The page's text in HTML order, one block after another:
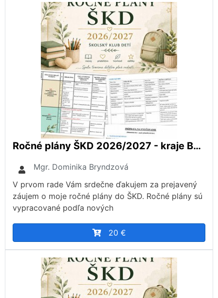
Ročné plány ŠKD 2026/2027 - kraje BA, NR, TT
Mgr. Dominika Bryndzová
V prvom rade Vám srdečne ďakujem za prejavený
záujem o moje ročné plány do ŠKD. Ročné plány sú
vypracované podľa nových
20 €